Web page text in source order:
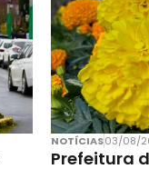
NOTÍCIAS03/08/
Prefeitura